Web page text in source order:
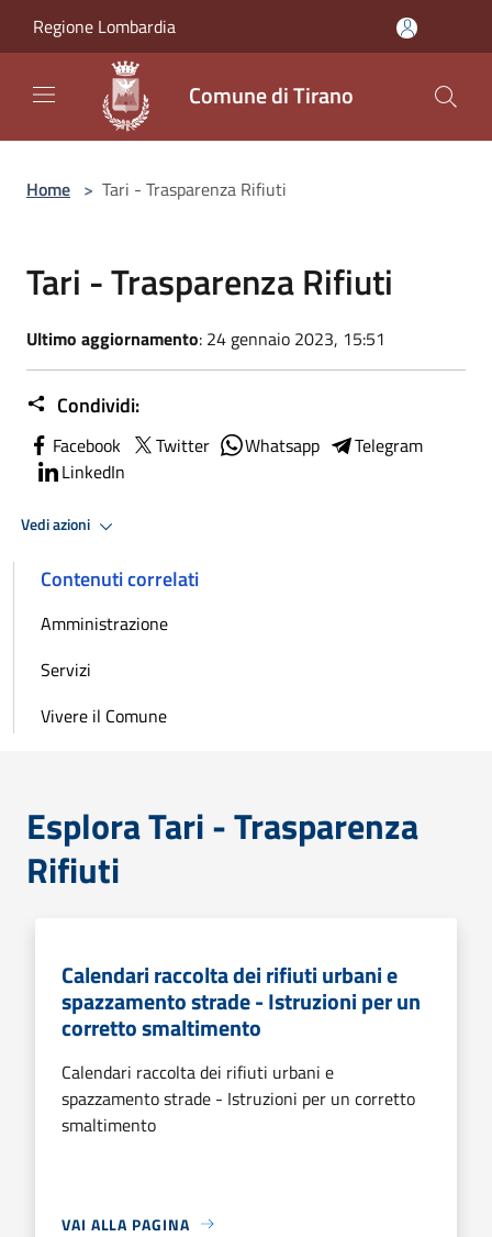
Regione Lombardia
Comune di Tirano
Home > Tari - Trasparenza Rifiuti
Tari - Trasparenza Rifiuti
Ultimo aggiornamento: 24 gennaio 2023, 15:51
Condividi:
Facebook Twitter Whatsapp
Telegram
LinkedIn
Vedi azioni
Contenuti correlati
Amministrazione
Servizi
Vivere il Comune
Esplora Tari - Trasparenza
Rifiuti
Calendari raccolta dei rifiuti urbani e
spazzamento strade - Istruzioni per un
corretto smaltimento
Calendari raccolta dei rifiuti urbani e
spazzamento strade - Istruzioni per un corretto
smaltimento
VAI ALLA PAGINA